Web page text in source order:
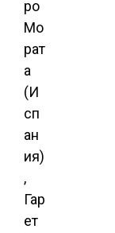
ро
Мо
рат
а
(И
сп
ан
ия)
,
Гар
ет